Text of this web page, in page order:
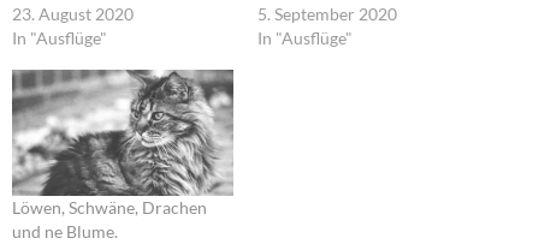
23. August 2020
In "Ausflüge"
5. September 2020
In "Ausflüge"
Löwen, Schwäne, Drachen
und ne Blume.